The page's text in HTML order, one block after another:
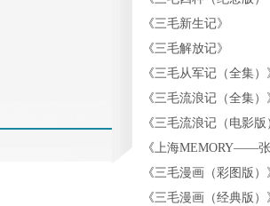
《三毛新生记》
《三毛解放记》
《三毛从军记（全集）
《三毛流浪记（全集）
《三毛流浪记（电影版
《上海MEMORY——
《三毛漫画（彩图版）
《三毛漫画（经典版）